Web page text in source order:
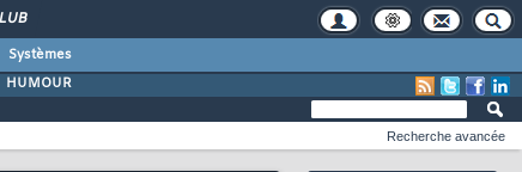
Systèmes
HUMOUR
Recherche avancée